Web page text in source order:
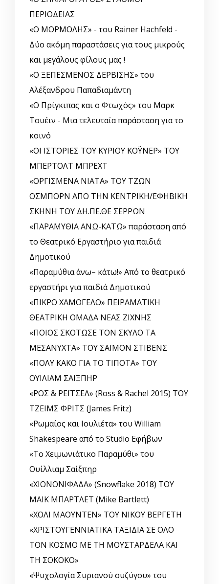
ΠΕΡΙΟΔΕΙΑΣ
«Ο ΜΟΡΜΟΛΗΣ» - του Rainer Hachfeld -
Δύο ακόμη παραστάσεις για τους μικρούς
και μεγάλους φίλους μας !
«Ο ΞΕΠΕΣΜΕΝΟΣ ΔΕΡΒΙΣΗΣ» του
Αλέξανδρου Παπαδιαμάντη
«Ο Πρίγκιπας και ο Φτωχός» του Μαρκ
Τουέιν - Μια τελευταία παράσταση για το
κοινό
«ΟΙ ΙΣΤΟΡΙΕΣ ΤΟΥ ΚΥΡΙΟΥ ΚΟΫΝΕΡ» ΤΟΥ
ΜΠΕΡΤΟΛΤ ΜΠΡΕΧΤ
«ΟΡΓΙΣΜΕΝΑ ΝΙΑΤΑ» ΤΟΥ ΤΖΩΝ
ΟΣΜΠΟΡΝ ΑΠΟ ΤΗΝ ΚΕΝΤΡΙΚΗ/ΕΦΗΒΙΚΗ
ΣΚΗΝΗ ΤΟΥ ΔΗ.ΠΕ.ΘΕ ΣΕΡΡΩΝ
«ΠΑΡΑΜΥΘΙΑ ΑΝΩ-ΚΑΤΩ» παράσταση από
το Θεατρικό Εργαστήριο για παιδιά
Δημοτικού
«Παραμύθια άνω– κάτω!» Από το θεατρικό
εργαστήρι για παιδιά Δημοτικού
«ΠΙΚΡΟ ΧΑΜΟΓΕΛΟ» ΠΕΙΡΑΜΑΤΙΚΗ
ΘΕΑΤΡΙΚΗ ΟΜΑΔΑ ΝΕΑΣ ΖΙΧΝΗΣ
«ΠΟΙΟΣ ΣΚΟΤΩΣΕ ΤΟΝ ΣΚΥΛΟ ΤΑ
ΜΕΣΑΝΥΧΤΑ» ΤΟΥ ΣΑΪΜΟΝ ΣΤΙΒΕΝΣ
«ΠΟΛΥ ΚΑΚΟ ΓΙΑ ΤΟ ΤΙΠΟΤΑ» ΤΟΥ
ΟΥΙΛΙΑΜ ΣΑΙΞΠΗΡ
«ΡΟΣ & ΡΕΪΤΣΕΛ» (Ross & Rachel 2015) ΤΟΥ
ΤΖΕΙΜΣ ΦΡΙΤΣ (James Fritz)
«Ρωμαίος και Ιουλιέτα» του William
Shakespeare από το Studio Εφήβων
«Το Χειμωνιάτικο Παραμύθι» του
Ουίλλιαμ Σαίξπηρ
«ΧΙΟΝΟΝΙΦΑΔΑ» (Snowflake 2018) ΤΟΥ
ΜΑΙΚ ΜΠΑΡΤΛΕΤ (Mike Bartlett)
«ΧΟΛΙ ΜΑΟΥΝΤΕΝ» ΤΟΥ ΝΙΚΟΥ ΒΕΡΓΕΤΗ
«ΧΡΙΣΤΟΥΓΕΝΝΙΑΤΙΚΑ ΤΑΞΙΔΙΑ ΣΕ ΟΛΟ
ΤΟΝ ΚΟΣΜΟ ΜΕ ΤΗ ΜΟΥΣΤΑΡΔΕΛΑ ΚΑΙ
ΤΗ ΣΟΚΟΚΟ»
«Ψυχολογία Συριανού συζύγου» του